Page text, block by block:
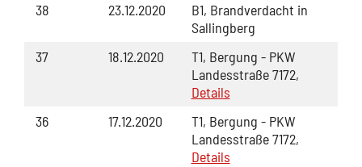
38
23.12.2020
B1, Brandverdacht in
Sallingberg
37
18.12.2020
T1, Bergung - PKW
Landesstraße 7172,
Details
36
17.12.2020
T1, Bergung - PKW
Landesstraße 7172,
Details